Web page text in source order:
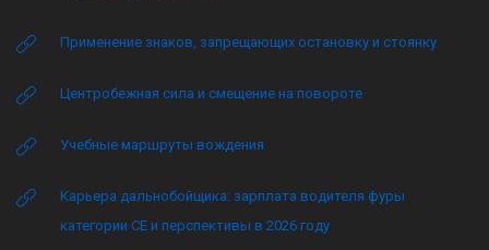
Применение знаков, запрещающих остановку и стоянку
Центробежная сила и смещение на повороте
Учебные маршруты вождения
Карьера дальнобойщика: зарплата водителя фуры
категории CE и перспективы в 2026 году